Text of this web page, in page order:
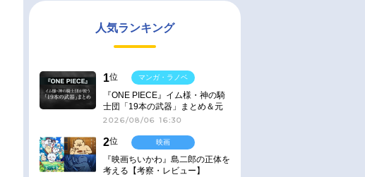
人気ランキング
1位
『ONE PIECE』イム様・神の騎
士団「19本の武器」まとめ＆元
ネタ
2026/08/06 16:30
マンガ・ラノベ
2位
『映画ちいかわ』島二郎の正体を
考える【考察・レビュー】
映画